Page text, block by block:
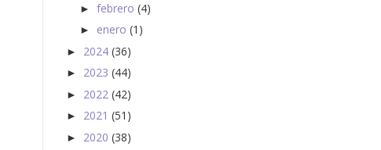
► febrero (4)
► enero (1)
► 2024 (36)
► 2023 (44)
► 2022 (42)
► 2021 (51)
► 2020 (38)